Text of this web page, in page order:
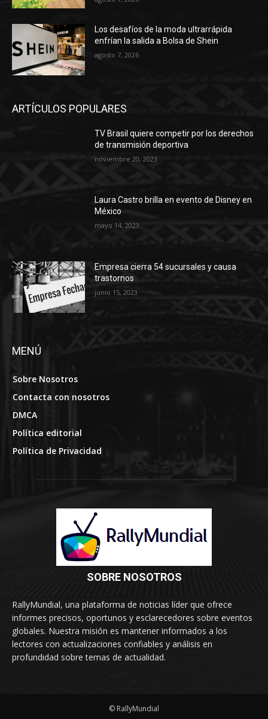
Los desafíos de la moda ultrarrápida
enfrían la salida a Bolsa de Shein
agosto 7, 2026
ARTÍCULOS POPULARES
TV Brasil quiere competir por los derechos
de transmisión deportiva
noviembre 20, 2023
Laura Castro brilla en evento de Disney en
México
mayo 14, 2023
Empresa cierra 54 sucursales y causa
trastornos
junio 15, 2023
MENÚ
Sobre Nosotros
Contacta con nosotros
DMCA
Política editorial
Política de Privacidad
SOBRE NOSOTROS
RallyMundial, una plataforma de noticias líder que ofrece
informes precisos, oportunos y esclarecedores sobre eventos
globales. Nuestra misión es mantener informados a los
lectores con actualizaciones confiables y análisis en
profundidad sobre temas de actualidad.
© RallyMundial